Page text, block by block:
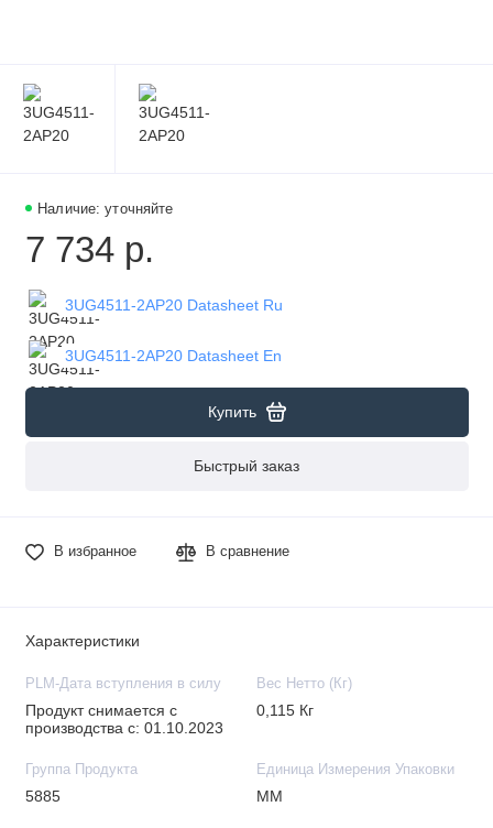
Наличие: уточняйте
7 734 р.
3UG4511-2AP20 Datasheet Ru
3UG4511-2AP20 Datasheet En
Купить
Быстрый заказ
В избранное В сравнение
Характеристики
PLM-Дата вступления в силу
Продукт снимается с
производства с: 01.10.2023
Вес Нетто (Кг)
0,115 Кг
Группа Продукта
5885
Единица Измерения Упаковки
MM